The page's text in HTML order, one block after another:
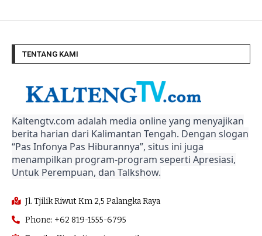
TENTANG KAMI
Kaltengtv.com adalah media online yang menyajikan
berita harian dari Kalimantan Tengah. Dengan slogan
“Pas Infonya Pas Hiburannya”, situs ini juga
menampilkan program-program seperti Apresiasi,
Untuk Perempuan, dan Talkshow.
Jl. Tjilik Riwut Km 2,5 Palangka Raya
Phone: +62 819-1555-6795